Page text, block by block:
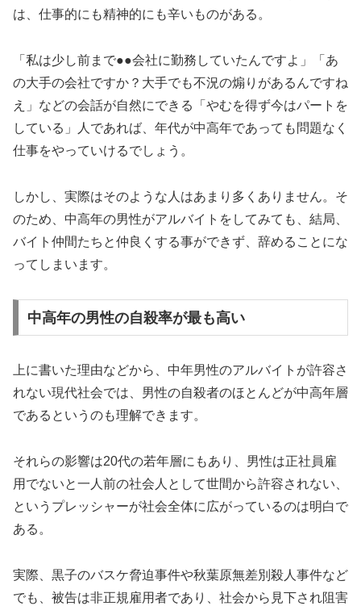
は、仕事的にも精神的にも辛いものがある。
「私は少し前まで●●会社に勤務していたんですよ」「あ
の大手の会社ですか？大手でも不況の煽りがあるんですね
え」などの会話が自然にできる「やむを得ず今はパートを
している」人であれば、年代が中高年であっても問題なく
仕事をやっていけるでしょう。
しかし、実際はそのような人はあまり多くありません。そ
のため、中高年の男性がアルバイトをしてみても、結局、
バイト仲間たちと仲良くする事ができず、辞めることにな
ってしまいます。
中高年の男性の自殺率が最も高い
上に書いた理由などから、中年男性のアルバイトが許容さ
れない現代社会では、男性の自殺者のほとんどが中高年層
であるというのも理解できます。
それらの影響は20代の若年層にもあり、男性は正社員雇
用でないと一人前の社会人として世間から許容されない、
というプレッシャーが社会全体に広がっているのは明白で
ある。
実際、黒子のバスケ脅迫事件や秋葉原無差別殺人事件など
でも、被告は非正規雇用者であり、社会から見下され阻害